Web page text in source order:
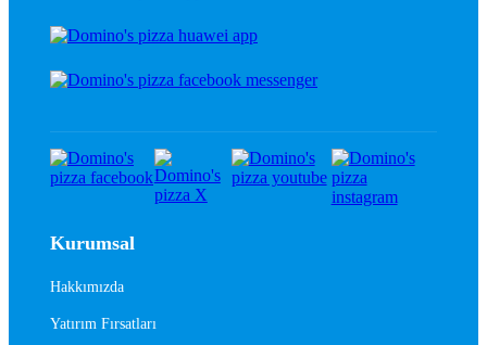
Kurumsal
Hakkımızda
Yatırım Fırsatları